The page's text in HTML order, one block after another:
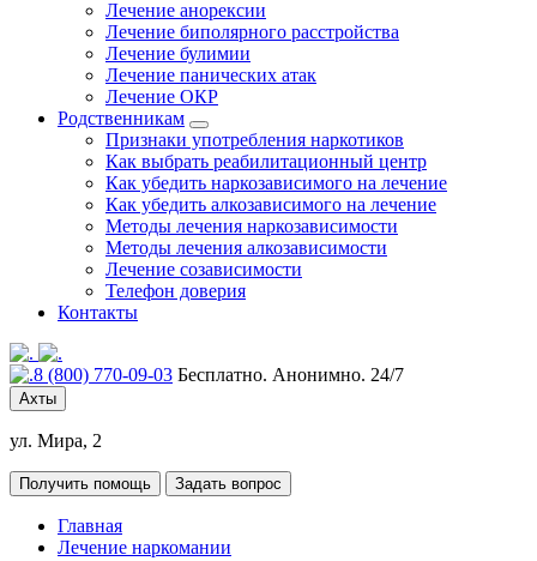
Лечение анорексии
Лечение биполярного расстройства
Лечение булимии
Лечение панических атак
Лечение ОКР
Родственникам
Признаки употребления наркотиков
Как выбрать реабилитационный центр
Как убедить наркозависимого на лечение
Как убедить алкозависимого на лечение
Методы лечения наркозависимости
Методы лечения алкозависимости
Лечение созависимости
Телефон доверия
Контакты
8 (800) 770-09-03 Бесплатно. Анонимно. 24/7
Ахты
ул. Мира, 2
Получить помощь Задать вопрос
Главная
Лечение наркомании